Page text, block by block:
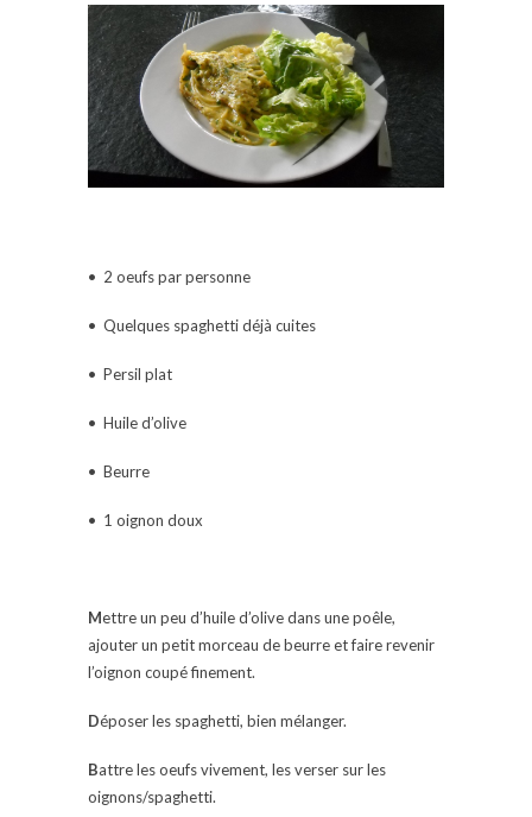
• 2 oeufs par personne
• Quelques spaghetti déjà cuites
• Persil plat
• Huile d’olive
• Beurre
• 1 oignon doux
Mettre un peu d’huile d’olive dans une poêle,
ajouter un petit morceau de beurre et faire revenir
l’oignon coupé finement.
Déposer les spaghetti, bien mélanger.
Battre les oeufs vivement, les verser sur les
oignons/spaghetti.